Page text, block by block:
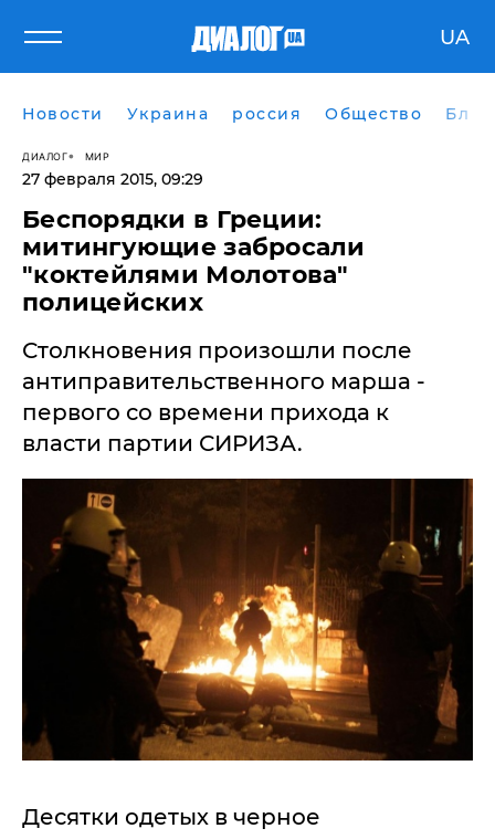
UA
Новости Украина россия Общество
ДИАЛОГ МИР
27 февраля 2015, 09:29
​Беспорядки в Греции:
митингующие забросали
"коктейлями Молотова"
полицейских
Столкновения произошли после
антиправительственного марша -
первого со времени прихода к
власти партии СИРИЗА.
Десятки одетых в черное